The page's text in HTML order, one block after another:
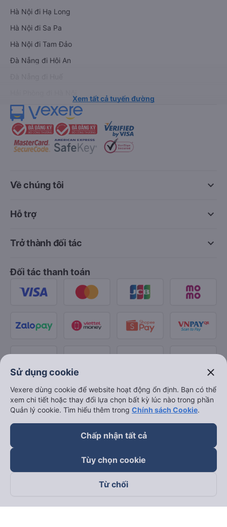
Hà Nội đi Hạ Long
Hà Nội đi Sa Pa
Hà Nội đi Tam Đảo
Đà Nẵng đi Hội An
Xem tất cả tuyến đường
keyboard_arrow_down
Về chúng tôi
keyboard_arrow_down
Hỗ trợ
keyboard_arrow_down
Trở thành đối tác
Đối tác thanh toán
Theo dõi chúng tôi trên
Sử dụng cookie close
Vexere dùng cookie để website hoạt động ổn định. Bạn có thể
xem chi tiết hoặc thay đổi lựa chọn bất kỳ lúc nào trong phần
Quản lý cookie. Tìm hiểu thêm trong Chính sách Cookie.
Chấp nhận tất cả
Tùy chọn cookie
Từ chối